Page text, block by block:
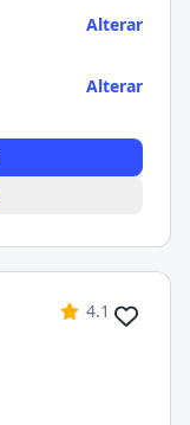
Alterar
Alterar
4.1